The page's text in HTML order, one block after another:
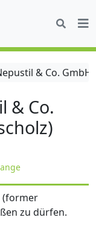
& Co.
& Co.
(former
zu dürfen.